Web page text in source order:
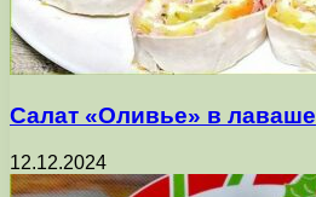
Салат «Оливье» в лаваше
12.12.2024